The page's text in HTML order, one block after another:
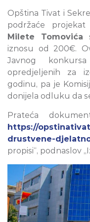
Opština Tivat i
podržaće
Milete Tomovića
iznosu od 200€.
Javnog
opredjeljenih za
godinu, pa je
donijela odluku da
Prateća
https://
drustvene-
propisi“, podnaslov